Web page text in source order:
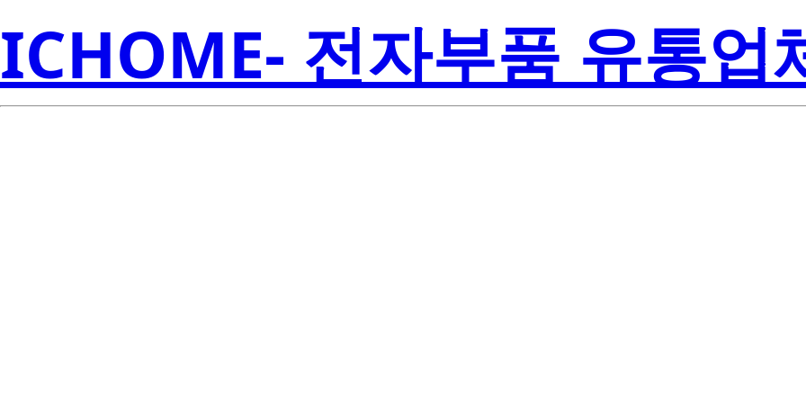
ICHOME- 전자부품 유통업